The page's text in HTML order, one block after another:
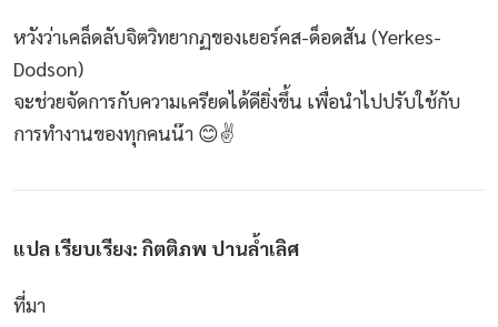
หวังว่าเคล็ดลับจิตวิทยากฏของเยอร์คส-ด็อดสัน (Yerkes-
Dodson)
จะช่วยจัดการกับความเครียดได้ดียิ่งขึ้น เพื่อนำไปปรับใช้กับ
การทำงานของทุกคนน๊า 😊✌️
แปล เรียบเรียง: กิตติภพ ปานล้ำเลิศ
ที่มา